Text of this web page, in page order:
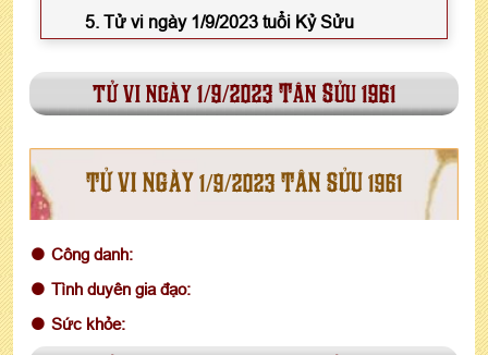
5. Tử vi ngày 1/9/2023 tuổi Kỷ Sửu
tử vi ngày 1/9/2023 Tân Sửu 1961
TỬ VI NGÀY 1/9/2023 TÂN SỬU 1961
Công danh:
Tình duyên gia đạo:
Sức khỏe: